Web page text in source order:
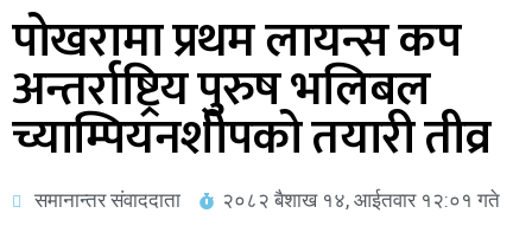
पोखरामा प्रथम लायन्स कप
अन्तर्राष्ट्रिय पुरुष भलिबल
च्याम्पियनशीपको तयारी तीव्र
समानान्तर संवाददाता २०८२ बैशाख १४, आईतवार १२:०१ गते